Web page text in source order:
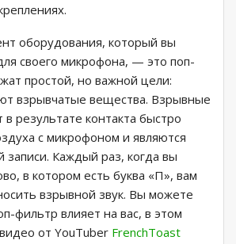
оборудования, который вы
своего микрофона, — это поп-
простой, но важной цели:
взрывчатые вещества. Взрывные
в результате контакта быстро
с микрофоном и являются
Каждый раз, когда вы
в котором есть буква «П», вам
взрывной звук. Вы можете
фильтр влияет на вас, в этом
от YouTuber FrenchToast